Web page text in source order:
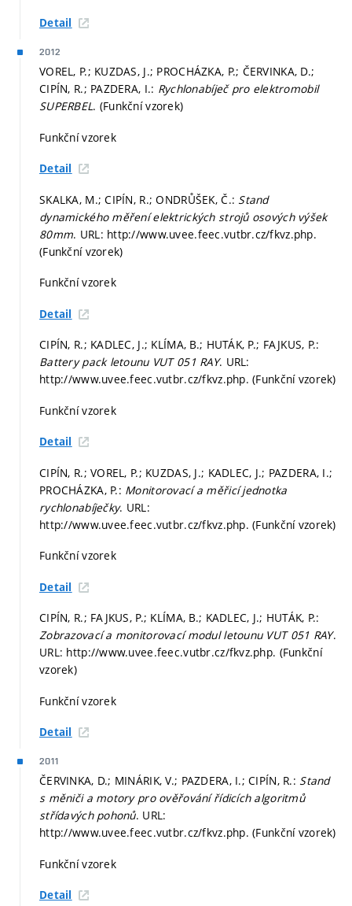
Detail
2012
VOREL, P.; KUZDAS, J.; PROCHÁZKA, P.; ČERVINKA, D.;
CIPÍN, R.; PAZDERA, I.: Rychlonabíječ pro elektromobil
SUPERBEL. (Funkční vzorek)
Funkční vzorek
Detail
SKALKA, M.; CIPÍN, R.; ONDRŮŠEK, Č.: Stand
dynamického měření elektrických strojů osových výšek
80mm. URL: http://www.uvee.feec.vutbr.cz/fkvz.php.
(Funkční vzorek)
Funkční vzorek
Detail
CIPÍN, R.; KADLEC, J.; KLÍMA, B.; HUTÁK, P.; FAJKUS, P.:
Battery pack letounu VUT 051 RAY. URL:
http://www.uvee.feec.vutbr.cz/fkvz.php. (Funkční vzorek)
Funkční vzorek
Detail
CIPÍN, R.; VOREL, P.; KUZDAS, J.; KADLEC, J.; PAZDERA, I.;
PROCHÁZKA, P.: Monitorovací a měřicí jednotka
rychlonabíječky. URL:
http://www.uvee.feec.vutbr.cz/fkvz.php. (Funkční vzorek)
Funkční vzorek
Detail
CIPÍN, R.; FAJKUS, P.; KLÍMA, B.; KADLEC, J.; HUTÁK, P.:
Zobrazovací a monitorovací modul letounu VUT 051 RAY.
URL: http://www.uvee.feec.vutbr.cz/fkvz.php. (Funkční
vzorek)
Funkční vzorek
Detail
2011
ČERVINKA, D.; MINÁRIK, V.; PAZDERA, I.; CIPÍN, R.: Stand
s měniči a motory pro ověřování řídicích algoritmů
střídavých pohonů. URL:
http://www.uvee.feec.vutbr.cz/fkvz.php. (Funkční vzorek)
Funkční vzorek
Detail